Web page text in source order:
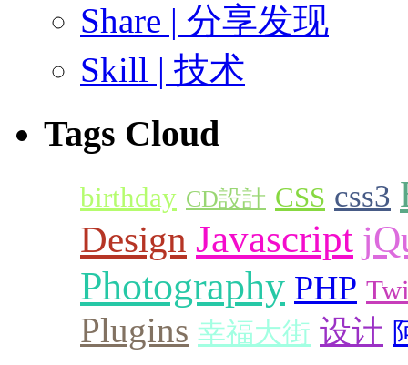
Share | 分享发现
Skill | 技术
Tags Cloud
birthday CD設計 CSS css3
Design Javascript
Photography PHP
Plugins 幸福大街 设计